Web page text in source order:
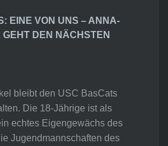
EINE VON UNS – ANNA-
DEN NÄCHSTEN
bleibt den USC BasCats
Die 18-Jährige ist als
echtes Eigengewächs des
Jugendmannschaften des